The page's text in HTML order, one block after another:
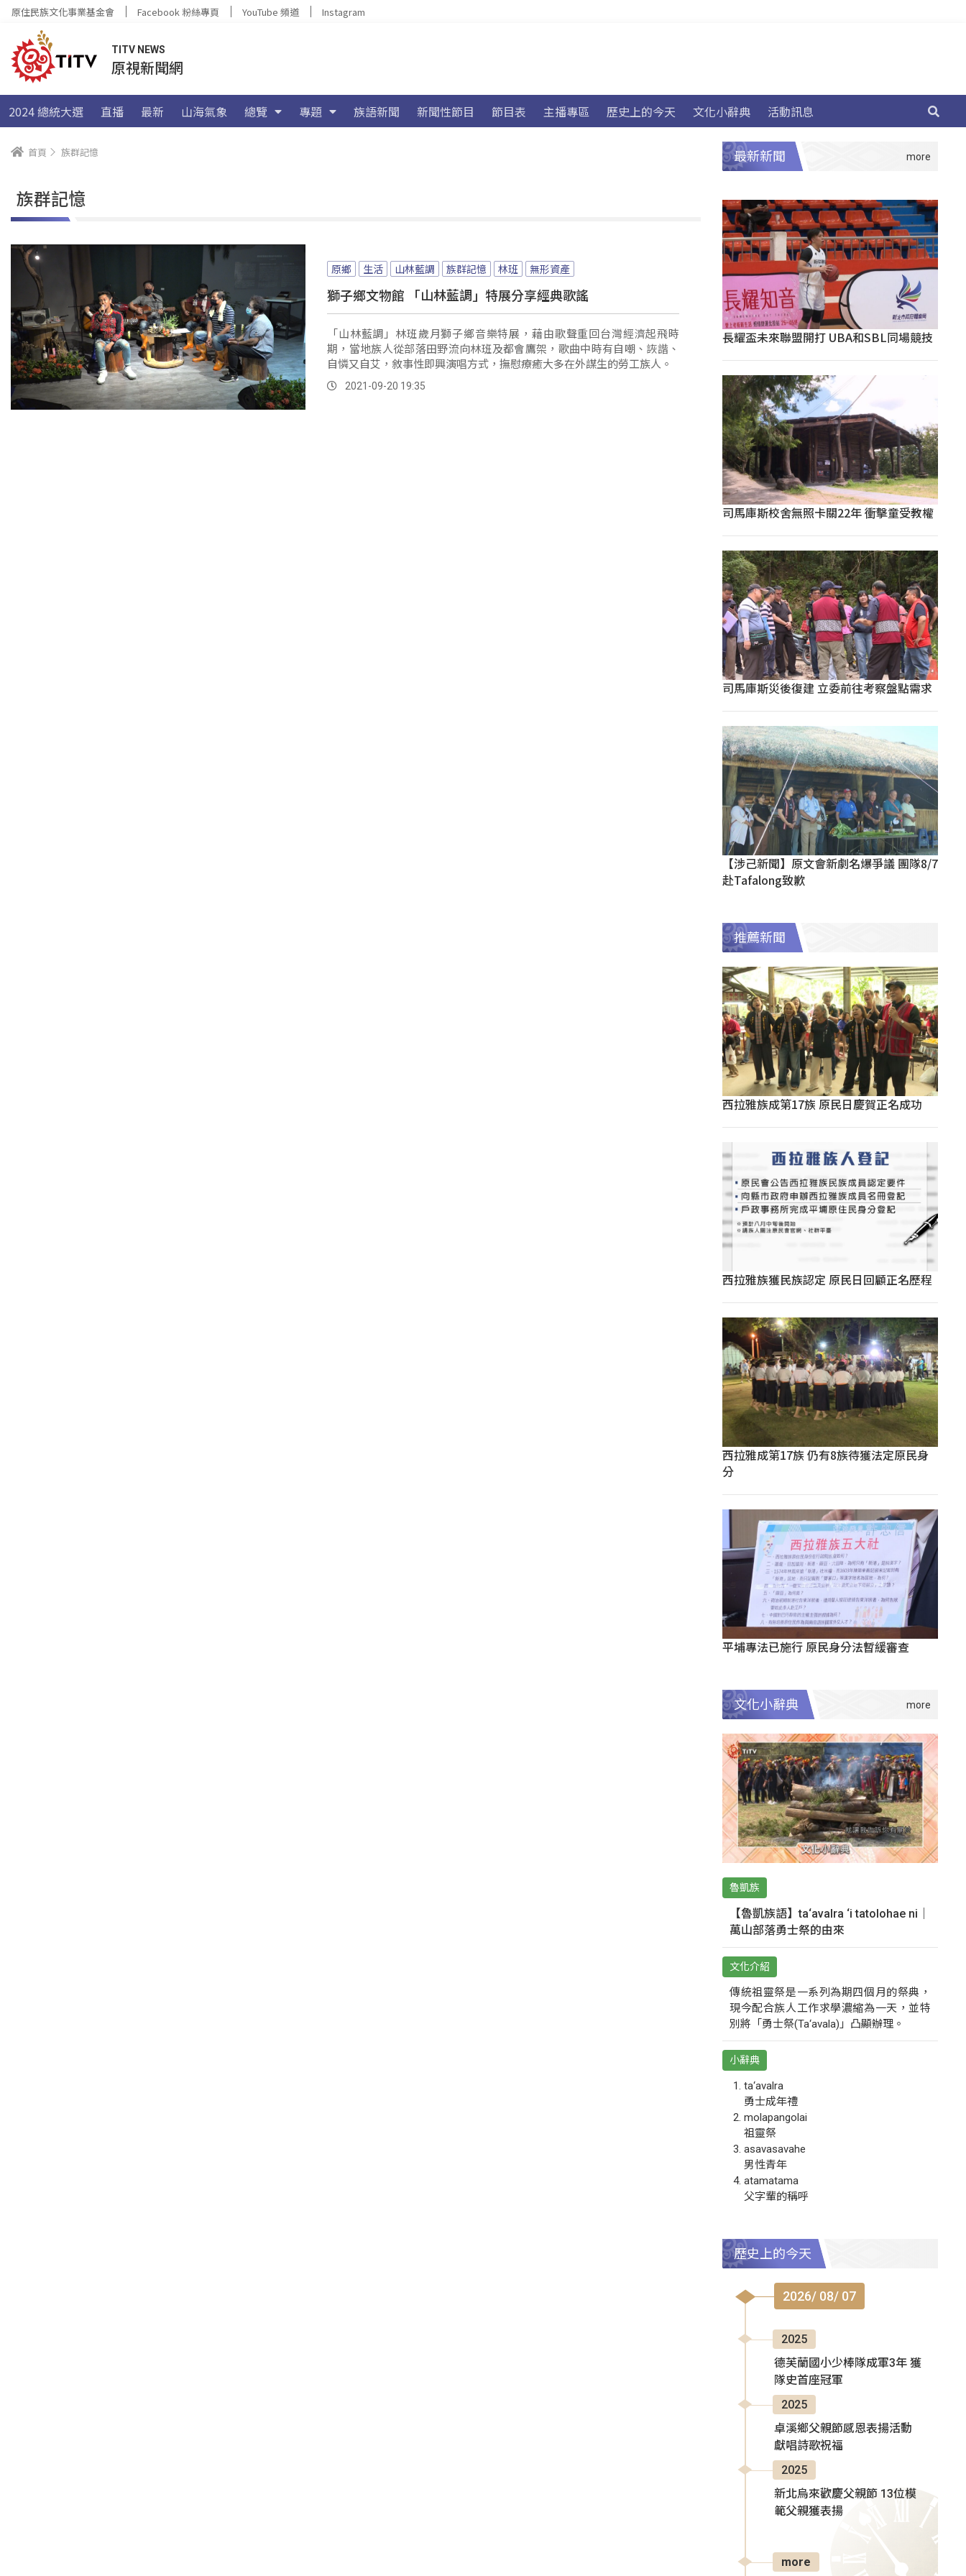
原住民族文化事業基金會 Facebook 粉絲專頁 YouTube 頻道 Instagram
TITV NEWS
原視新聞網
2024 總統大選 直播 最新 山海氣象 總覽 專題 族語新聞 新聞性節目 節目表 主播專區 歷史上的今天 文化小辭典 活動訊息
首頁 族群記憶
族群記憶
原鄉 生活 山林藍調 族群記憶 林班 無形資產
獅子鄉文物館 「山林藍調」特展分享經典歌謠
「山林藍調」林班歲月獅子鄉音樂特展，藉由歌聲重回台灣經濟起飛時
期，當地族人從部落田野流向林班及都會鷹架，歌曲中時有自嘲、詼諧、
自憐又自艾，敘事性即興演唱方式，撫慰療癒大多在外謀生的勞工族人。
2021-09-20 19:35
最新新聞
長耀盃未來聯盟開打 UBA和SBL同場競技
司馬庫斯校舍無照卡關22年 衝擊童受教權
司馬庫斯災後復建 立委前往考察盤點需求
【涉己新聞】原文會新劇名爆爭議 團隊8/7
赴Tafalong致歉
推薦新聞
西拉雅族成第17族 原民日慶賀正名成功
西拉雅族獲民族認定 原民日回顧正名歷程
西拉雅成第17族 仍有8族待獲法定原民身
分
平埔專法已施行 原民身分法暫緩審查
文化小辭典
魯凱族
【魯凱族語】ta‘avalra ‘i tatolohae ni｜
萬山部落勇士祭的由來
文化介紹
傳統祖靈祭是一系列為期四個月的祭典，
現今配合族人工作求學濃縮為一天，並特
別將「勇士祭(Ta‘avala)」凸顯辦理。
小辭典
ta‘avalra
勇士成年禮
molapangolai
祖靈祭
asavasavahe
男性青年
atamatama
父字輩的稱呼
歷史上的今天
2026/ 08/ 07
2025
德芙蘭國小少棒隊成軍3年 獲
隊史首座冠軍
2025
卓溪鄉父親節感恩表揚活動
獻唱詩歌祝福
2025
新北烏來歡慶父親節 13位模
範父親獲表揚
more